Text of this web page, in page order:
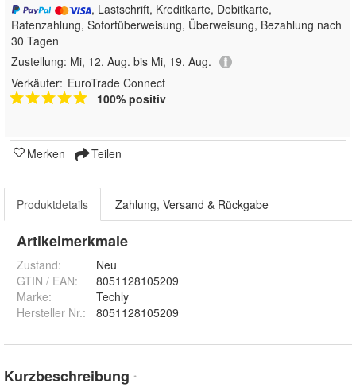
, Lastschrift, Kreditkarte, Debitkarte,
Ratenzahlung, Sofortüberweisung, Überweisung, Bezahlung nach
30 Tagen
Zustellung: Mi, 12. Aug. bis Mi, 19. Aug.
Verkäufer: EuroTrade Connect
100% positiv
Merken Teilen
Produktdetails Zahlung, Versand & Rückgabe
Artikelmerkmale
Zustand:
Neu
GTIN / EAN:
8051128105209
Marke:
Techly
Hersteller Nr.:
8051128105209
Kurzbeschreibung *